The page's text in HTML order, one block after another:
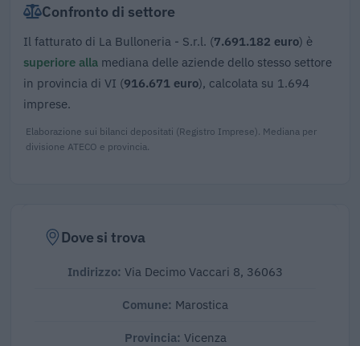
Confronto di settore
Il fatturato di La Bulloneria - S.r.l. (7.691.182 euro) è
superiore alla mediana delle aziende dello stesso settore
in provincia di VI (916.671 euro), calcolata su 1.694
imprese.
Elaborazione sui bilanci depositati (Registro Imprese). Mediana per
divisione ATECO e provincia.
Dove si trova
Indirizzo: Via Decimo Vaccari 8, 36063
Comune: Marostica
Provincia: Vicenza